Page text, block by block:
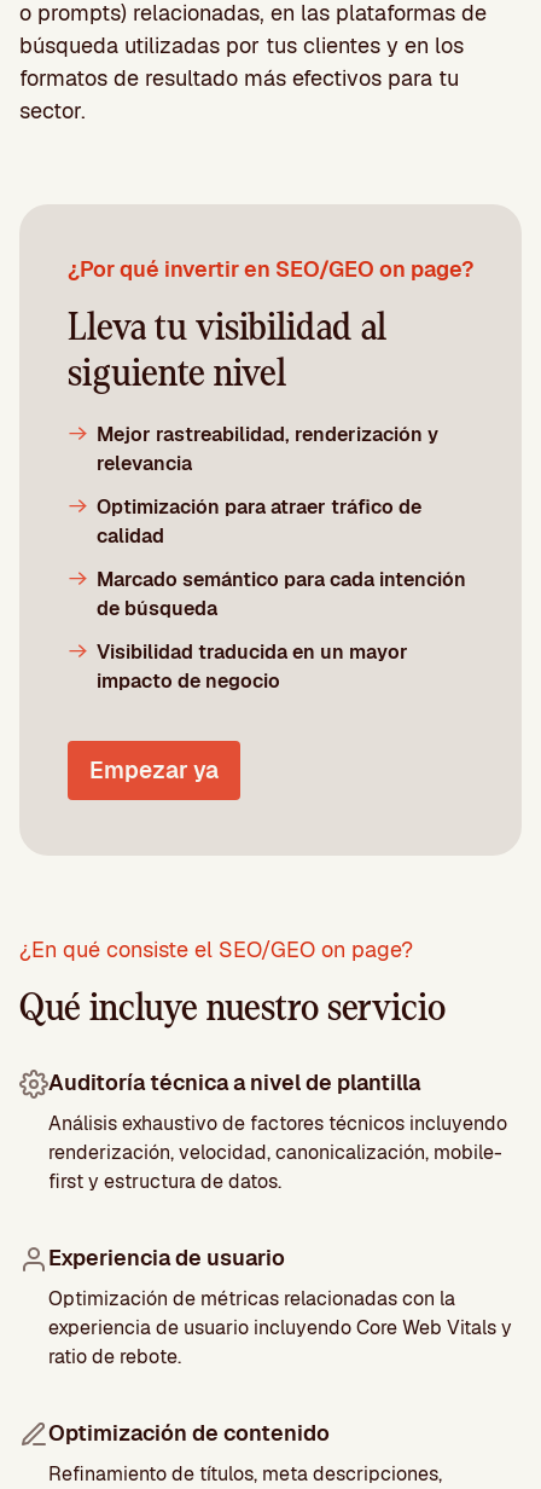
o prompts) relacionadas, en las plataformas de
búsqueda utilizadas por tus clientes y en los
formatos de resultado más efectivos para tu
sector.
¿Por qué invertir en SEO/GEO on page?
Lleva tu visibilidad al
siguiente nivel
Mejor rastreabilidad, renderización y
relevancia
Optimización para atraer tráfico de
calidad
Marcado semántico para cada intención
de búsqueda
Visibilidad traducida en un mayor
impacto de negocio
Empezar ya
¿En qué consiste el SEO/GEO on page?
Qué incluye nuestro servicio
Auditoría técnica a nivel de plantilla
Análisis exhaustivo de factores técnicos incluyendo
renderización, velocidad, canonicalización, mobile-
first y estructura de datos.
Experiencia de usuario
Optimización de métricas relacionadas con la
experiencia de usuario incluyendo Core Web Vitals y
ratio de rebote.
Optimización de contenido
Refinamiento de títulos, meta descripciones,